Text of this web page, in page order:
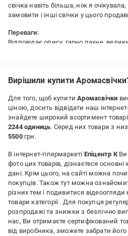
свічка навіть більша, ніж я
замовити і інші свічки у цього
Переваги:
Відповідає опису, гарно пахне,
Вирішили купити
Для того, щоб купитиАромасвічки
ціною, досить відвідати наш
знайдете широкий асортимент
2244 одиниць. Серед них товари з
5500грн.
В інтернет-гіпермаркеті Епіцентр КВи
фото цих товарів, дізнаєтеся основні
дані. Крім цього, на сайті можна
покупців. Також тут можна
різних тем і подивитися
товари категорії . Для покупця
розпродажі та знижки з безліччю
нас, Ви отримаєте сертифікований
від виробника, зможете забрати